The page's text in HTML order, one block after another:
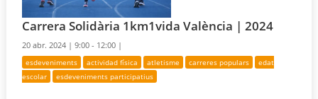
Carrera Solidària 1km1vida València | 2024
20 abr. 2024 |9:00 - 12:00 |
esdeveniments actividad física atletisme carreres populars
edat
escolar
esdeveniments participatius